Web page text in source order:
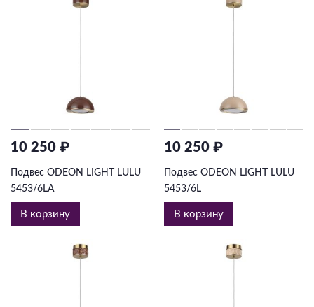
10 250 ₽
Подвес ODEON LIGHT LULU
5453/6LA
В корзину
10 250 ₽
Подвес ODEON LIGHT LULU
5453/6L
В корзину